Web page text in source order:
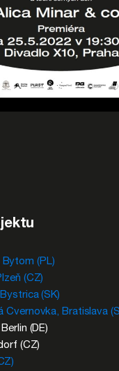
Bytom (PL)
(CZ)
(SK)
Cvernovka, Bratislava
(DE)
(CZ)